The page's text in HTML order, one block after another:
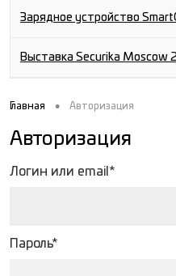
Зарядное устройство
Выставка Securika Moscow
Главная • Авторизация
Авторизация
Логин или email*
Пароль*